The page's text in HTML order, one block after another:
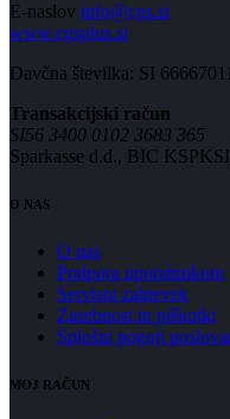
E-naslov info@cgs.si
www.cgsplus.si
Davčna številka: SI 66667011
Transakcijski račun
SI56 3400 0102 3683 365
Sparkasse d.d., BIC
O NAS
O nas
Podpora uporabnikom
Servisni zahtevek
Zasebnost in piškotki
Splošni pogoji
MOJ RAČUN